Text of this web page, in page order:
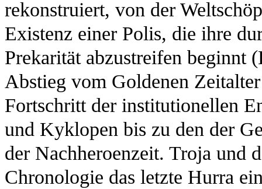
rekonstruiert, von der
Existenz einer Polis, die ihre
Prekarität abzustreifen beginnt
Abstieg vom Goldenen
Fortschritt der institutionellen
und Kyklopen bis zu den der
der Nachheroenzeit. Troja und
Chronologie das letzte Hurra